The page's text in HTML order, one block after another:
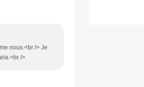
nous.<br /> Je
/>